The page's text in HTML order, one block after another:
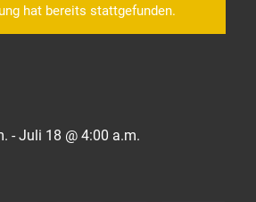
hat bereits stattgefunden.
- Juli 18 @ 4:00 a.m.